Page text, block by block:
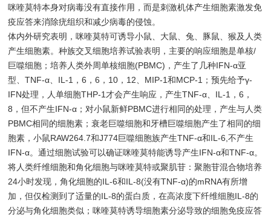
咪喹莫特本身对病毒没有直接作用，而是刺激机体产生细胞素激发免
疫应答来消除疣组织和减少病毒的侵蚀。
体内外研究表明，咪喹莫特可诱导小鼠、大鼠、兔、豚鼠、猴及人类
产生细胞素。种族交叉细胞培养试验表明，主要的响应细胞是单核/
巨噬细胞；培养人类外周单核细胞(PBMC)，产生了几种IFN-α亚
型、TNF-α、IL-1，6，6，10，12、MIP-1和MCP-1；预先给予γ-
IFN处理，人单细胞THP-1才会产生响应，产生TNF-α、IL-1，6，
8，但不产生IFN-α；对小鼠新鲜PBMC进行相同的处理，产生与人类
PBMC相同的细胞素；衰老巨噬细胞和牙槽巨噬细胞产生了相同的细
胞素，小鼠RAW264.7和J774巨噬细胞族产生TNF-α和IL-6,不产生
IFN-α。通过细胞试验可以确证咪喹莫特能诱导产生IFN-α和TNF-α。
将人类纤维细胞和角化细胞与咪喹莫特或聚肌苷：聚胞苷混合物培养
24小时发现，角化细胞的IL-6和IL-8(没有TNF-α)的mRNA有所增
加，但仅检测到了适量的IL-8的蛋白质，在高浓度下纤维细胞IL-8的
分泌与角化细胞类似；咪喹莫特诱导细胞素分泌导致的细胞免疫应答